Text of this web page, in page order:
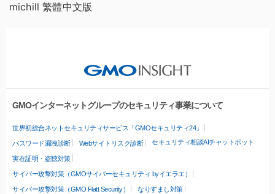
michill 繁體中文版
GMOインターネットグループのセキュリティ事業について
世界初総合ネットセキュリティサービス「GMOセキュリティ24」
パスワード漏洩診断 Webサイトリスク診断 セキュリティ相談AIチャットボット
実在証明・盗聴対策
サイバー攻撃対策（GMOサイバーセキュリティ byイエラエ）
サイバー攻撃対策（GMO Flatt Security）
なりすまし対策